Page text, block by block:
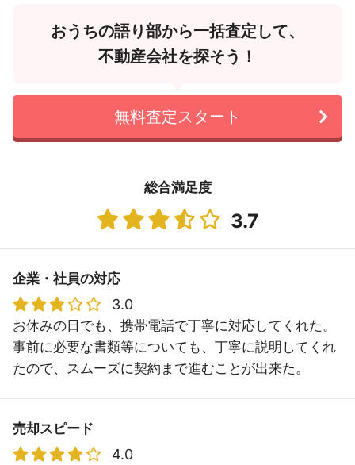
おうちの語り部から一括査定して、
不動産会社を探そう！
無料査定スタート
総合満足度
3.7
企業・社員の対応
3.0
お休みの日でも、携帯電話で丁寧に対応してくれた。
事前に必要な書類等についても、丁寧に説明してくれ
たので、スムーズに契約まで進むことが出来た。
売却スピード
4.0